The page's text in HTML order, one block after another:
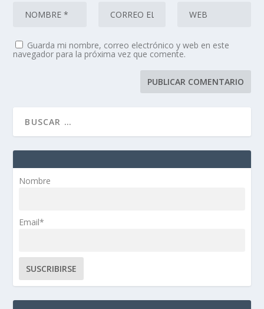
Guarda mi nombre, correo electrónico y web en este
navegador para la próxima vez que comente.
Nombre
Email*